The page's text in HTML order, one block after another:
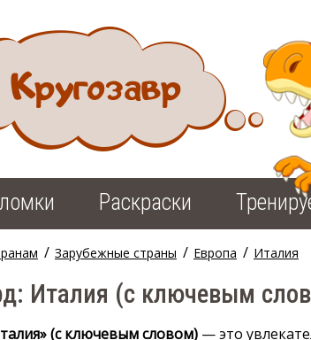
Раскраски
/ Зарубежные страны / Европа / Италия
Италия (с ключевым
(с ключевым словом) — это